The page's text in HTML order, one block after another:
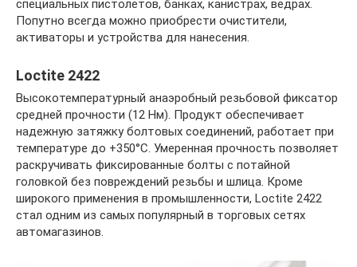
специальных пистолетов, банках, канистрах, ведрах.
Попутно всегда можно приобрести очистители,
активаторы и устройства для нанесения.
Loctite 2422
Высокотемпературный анаэробный резьбовой фиксатор
средней прочности (12 Нм). Продукт обеспечивает
надежную затяжку болтовых соединений, работает при
температуре до +350°C. Умеренная прочность позволяет
раскручивать фиксированные болты с потайной
головкой без повреждений резьбы и шлица. Кроме
широкого применения в промышленности, Loctite 2422
стал одним из самых популярный в торговых сетях
автомагазинов.